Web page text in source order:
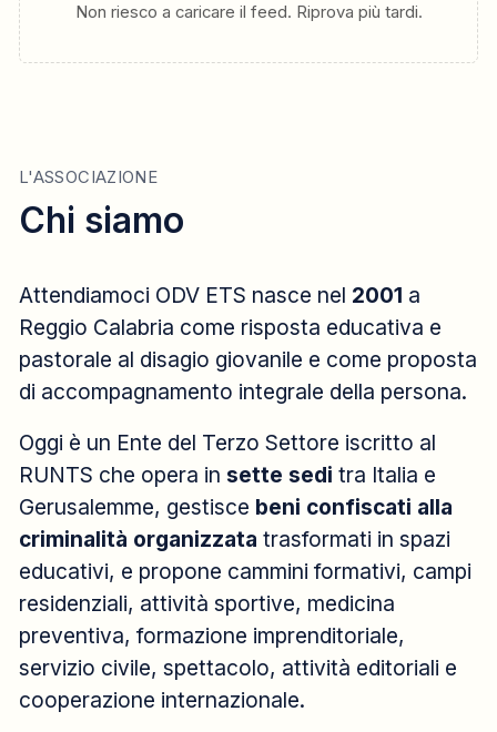
Non riesco a caricare il feed. Riprova più tardi.
L'ASSOCIAZIONE
Chi siamo
Attendiamoci ODV ETS nasce nel 2001 a
Reggio Calabria come risposta educativa e
pastorale al disagio giovanile e come proposta
di accompagnamento integrale della persona.
Oggi è un Ente del Terzo Settore iscritto al
RUNTS che opera in sette sedi tra Italia e
Gerusalemme, gestisce beni confiscati alla
criminalità organizzata trasformati in spazi
educativi, e propone cammini formativi, campi
residenziali, attività sportive, medicina
preventiva, formazione imprenditoriale,
servizio civile, spettacolo, attività editoriali e
cooperazione internazionale.